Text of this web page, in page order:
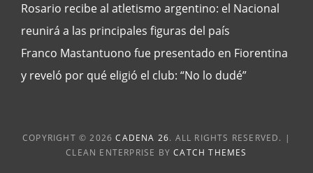
Rosario recibe al atletismo argentino: el Nacional
reunirá a las principales figuras del país
Franco Mastantuono fue presentado en Fiorentina
y reveló por qué eligió el club: “No lo dudé”
COPYRIGHT © 2026CADENA 26. ALL RIGHTS RESERVED. |
CLEAN ENTERPRISE BYCATCH THEMES